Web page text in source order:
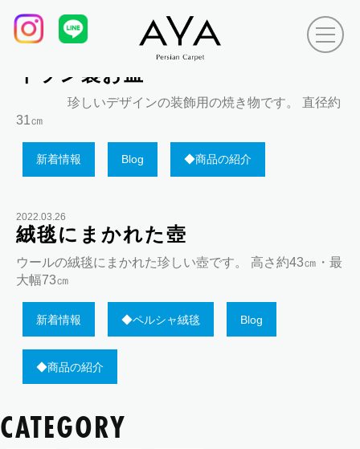
Tag Archives:テラコッタ、
イラン製お皿
珍しいデザインの装飾用の焼き物です。 直径約
31㎝
新着情報 Blog ◆商品の紹介
2022.03.26
絨毯にまかれた壺
ウールの絨毯にまかれた珍しい壺です。 高さ約43㎝・最
大幅73㎝
新着情報 ◆ペルシャ絨毯 Blog
◆商品の紹介
CATEGORY